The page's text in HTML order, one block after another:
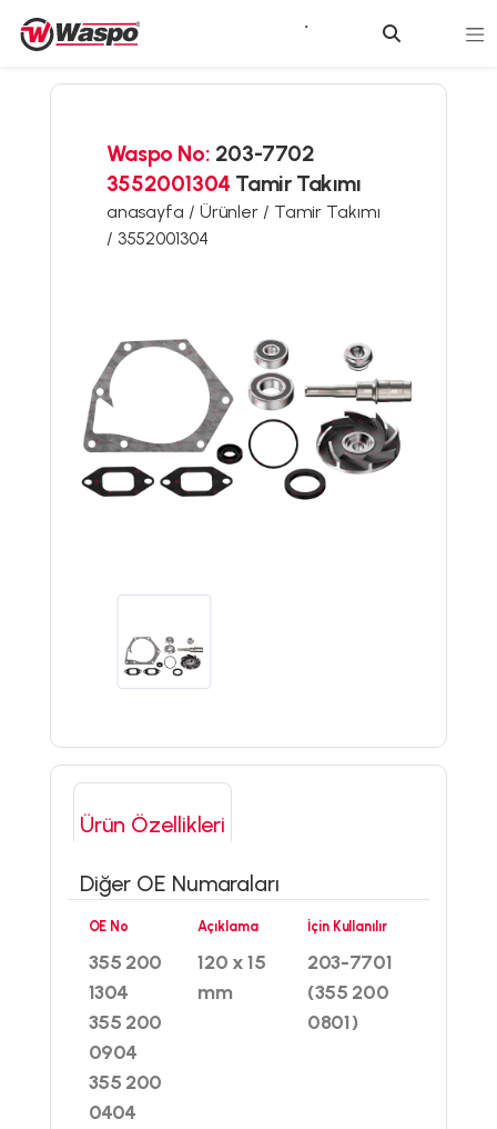
Waspo No: 203-7702
3552001304 Tamir Takımı
anasayfa / Ürünler / Tamir Takımı
/ 3552001304
Ürün Özellikleri
Diğer OE Numaraları
OE No
355 200
1304
355 200
0904
355 200
0404
Açıklama
120 x 15
mm
İçin Kullanılır
203-7701
(355 200
0801)